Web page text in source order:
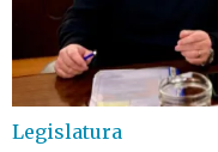
Legislatura